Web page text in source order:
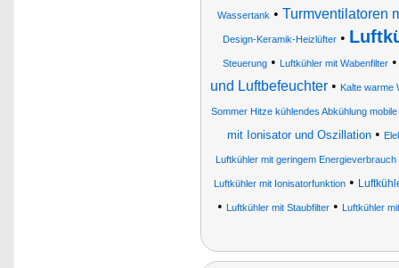
Wassertank • Turmventilatoren
Design-Keramik-Heizlüfter •
Steuerung• Luftkühler mit Wabenfilter
und Luftbefeuchter • Kalte warme
Sommer Hitze kühlendes Abkühlung
mit Ionisator und Oszillation•
Luftkühler mit geringem Energieverbrauch
Luftkühler mit Ionisatorfunktion•
• Luftkühler mit Staubfilter• Luftkühler